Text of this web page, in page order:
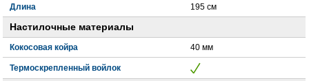
Длина 195 см
Настилочные материалы
Кокосовая койра 40 мм
Термоскрепленный войлок